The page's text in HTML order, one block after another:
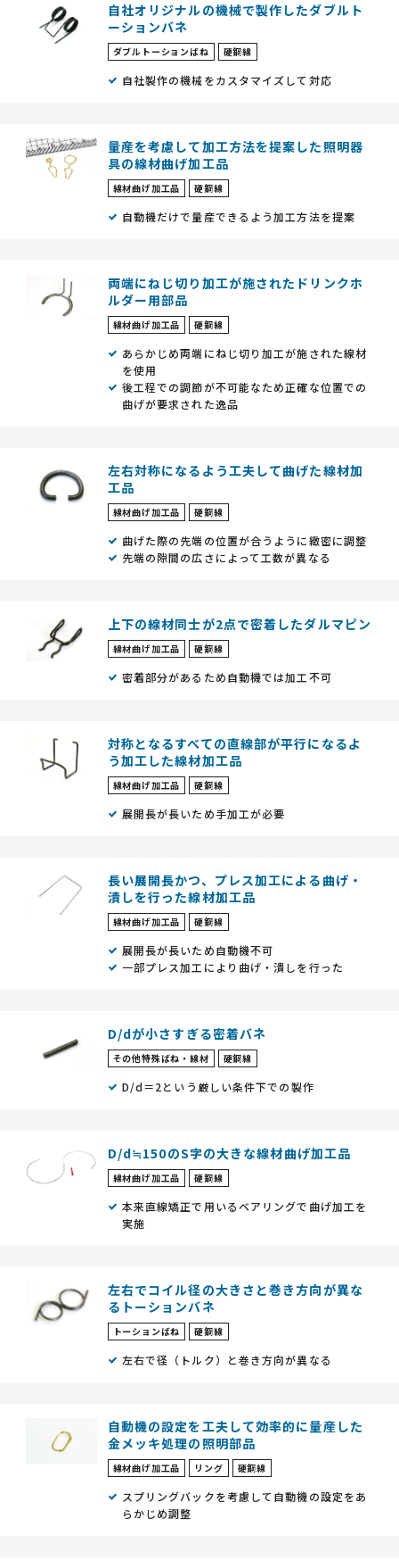
⾃社オリジナルの機械で製作したダブルト
ーションバネ
ダブルトーションばね 硬鋼線
⾃社製作の機械をカスタマイズして対応
量産を考慮して加工方法を提案した照明器
具の線材曲げ加工品
線材曲げ加工品 硬鋼線
自動機だけで量産できるよう加工方法を提案
両端にねじ切り加工が施されたドリンクホ
ルダー用部品
線材曲げ加工品 硬鋼線
あらかじめ両端にねじ切り加工が施された線材
を使用
後工程での調節が不可能なため正確な位置での
曲げが要求された逸品
左右対称になるよう工夫して曲げた線材加
工品
線材曲げ加工品 硬鋼線
曲げた際の先端の位置が合うように緻密に調整
先端の隙間の広さによって工数が異なる
上下の線材同士が2点で密着したダルマピン
線材曲げ加工品 硬鋼線
密着部分があるため自動機では加工不可
対称となるすべての直線部が平行になるよ
う加工した線材加工品
線材曲げ加工品 硬鋼線
展開長が長いため手加工が必要
長い展開長かつ、プレス加工による曲げ・
潰しを行った線材加工品
線材曲げ加工品 硬鋼線
展開長が長いため自動機不可
一部プレス加工により曲げ・潰しを行った
D/dが小さすぎる密着バネ
その他特殊ばね・線材 硬鋼線
D/d＝2という厳しい条件下での製作
D/d≒150のS字の大きな線材曲げ加工品
線材曲げ加工品 硬鋼線
本来直線矯正で用いるベアリングで曲げ加工を
実施
左右でコイル径の大きさと巻き方向が異な
るトーションバネ
トーションばね 硬鋼線
左右で径（トルク）と巻き方向が異なる
自動機の設定を工夫して効率的に量産した
金メッキ処理の照明部品
線材曲げ加工品 リング 硬鋼線
スプリングバックを考慮して自動機の設定をあ
らかじめ調整